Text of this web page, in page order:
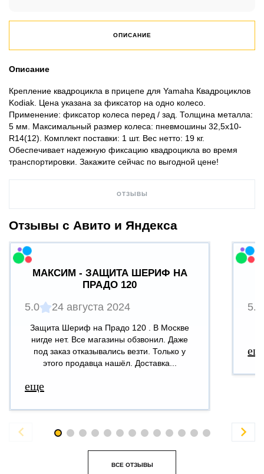
ОПИСАНИЕ
Описание
Крепление квадроцикла в прицепе для Yamaha Квадроциклов
Kodiak. Цена указана за фиксатор на одно колесо.
Применение: фиксатор колеса перед / зад. Толщина металла:
5 мм. Максимальный размер колеса: пневмошины 32,5х10-
R14(12). Комплект поставки: 1 шт. Вес нетто: 19 кг.
Обеспечивает надежную фиксацию квадроцикла во время
транспортировки. Закажите сейчас по выгодной цене!
ОТЗЫВЫ
Отзывы с Авито и Яндекса
МАКСИМ - ЗАЩИТА ШЕРИФ НА
ПРАДО 120
5.0 24 августа 2024
Защита Шериф на Прадо 120 . В Москве
нигде нет. Все магазины обзвонил. Даже
под заказ отказывались везти. Только у
этого продавца нашёл. Доставка...
еще
5.0
 
ВСЕ ОТЗЫВЫ